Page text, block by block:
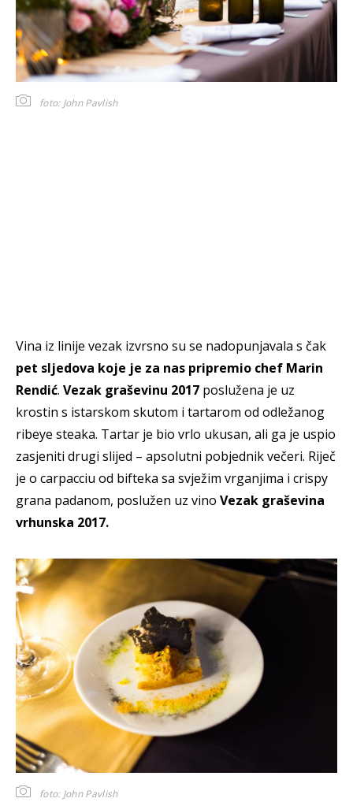
foto: John Pavlish
Vina iz linije vezak izvrsno su se nadopunjavala s čak
pet sljedova koje je za nas pripremio chef Marin
Rendić. Vezak graševinu 2017 poslužena je uz
krostin s istarskom skutom i tartarom od odležanog
ribeye steaka. Tartar je bio vrlo ukusan, ali ga je uspio
zasjeniti drugi slijed – apsolutni pobjednik večeri. Riječ
je o carpacciu od bifteka sa svježim vrganjima i crispy
grana padanom, poslužen uz vino Vezak graševina
vrhunska 2017.
foto: John Pavlish